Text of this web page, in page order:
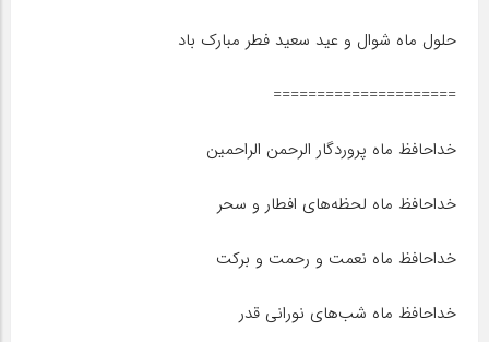
حلول ماه شوال و عید سعید فطر مبارک باد
=====================
خداحافظ ماه پروردگار الرحمن الراحمین
خداحافظ ماه لحظه‌های افطار و سحر
خداحافظ ماه نعمت و رحمت و برکت
خداحافظ ماه شب‌های نورانی قدر